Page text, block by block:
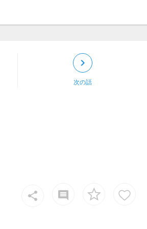
keyboard_arrow_right
次の話
share insert_comment